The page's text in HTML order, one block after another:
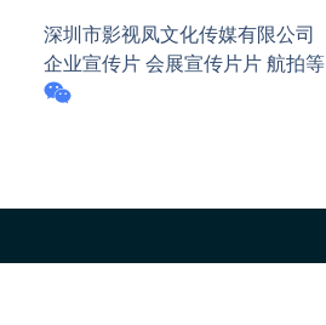
深圳市影视凤文化传媒有限公司
企业宣传片 会展宣传片片 航拍等